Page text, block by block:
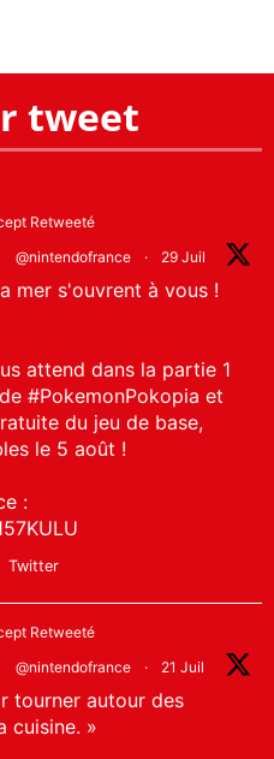
tweet
Retweeté
@nintendofrance · 29 Juil
mer s'ouvrent à vous !
attend dans la partie 1
#PokemonPokopia et
du jeu de base,
le 5 août !
:
Twitter
Retweeté
@nintendofrance · 21 Juil
tourner autour des
cuisine. »